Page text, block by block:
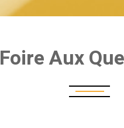
Foire Aux